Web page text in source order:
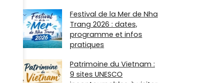
Festival de la Mer de Nha
Trang 2026 : dates,
programme et infos
pratiques
Patrimoine du Vietnam :
9 sites UNESCO